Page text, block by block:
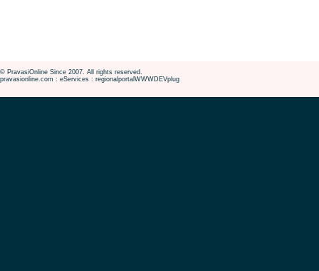
© PravasiOnline Since 2007. All rights reserved.
pravasionline.com : eServices : regionalportalWWWDEVplug